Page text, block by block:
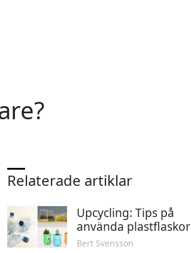
Relaterade artiklar
Upcycling: Tips på
använda plastflaskor
Bert Svensson